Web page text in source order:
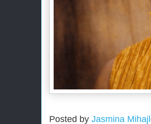
Posted by Jasmina